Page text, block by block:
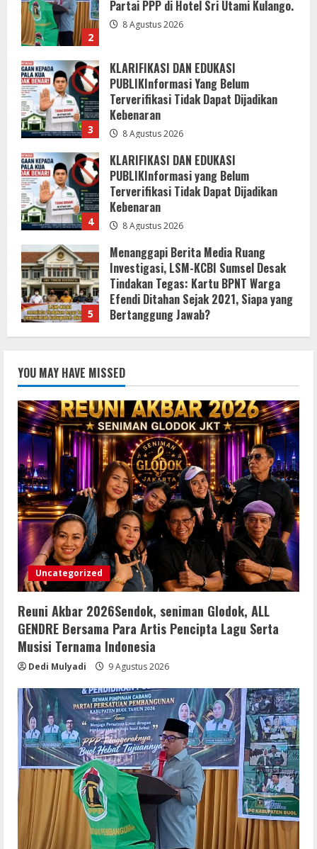
3
Terverifikasi Tidak Dapat Dijadikan
Kebenaran
4
KLARIFIKASI DAN EDUKASI
PUBLIKInformasi yang Belum
Terverifikasi Tidak Dapat Dijadikan
Kebenaran
8 Agustus 2026
5
Menanggapi Berita Media Ruang
Investigasi, LSM-KCBI Sumsel Desak
Tindakan Tegas: Kartu BPNT Warga
Efendi Ditahan Sejak 2021, Siapa yang
Bertanggung Jawab?
1
Reuni Akbar 2026Sendok, seniman
Glodok, ALL GENDRE Bersama Para
Artis Pencipta Lagu Serta Musisi
Ternama Indonesia
9 Agustus 2026
2
Partai PPP di Hotel Sri Utami Kulango.
3
KLARIFIKASI DAN EDUKASI
PUBLIKInformasi Yang Belum
Terverifikasi Tidak Dapat Dijadikan
Kebenaran
8 Agustus 2026
4
KLARIFIKASI DAN EDUKASI
PUBLIKInformasi yang Belum
Terverifikasi Tidak Dapat Dijadikan
Kebenaran
8 Agustus 2026
Menanggapi Berita Media Ruang
Investigasi, LSM-KCBI Sumsel Desak
Tindakan Tegas: Kartu BPNT Warga
Efendi Ditahan Sejak 2021, Siapa yang
8 Agustus 2026
YOU MAY HAVE MISSED
Uncategorized
Reuni Akbar 2026Sendok, seniman Glodok, ALL
GENDRE Bersama Para Artis Pencipta Lagu Serta
Musisi Ternama Indonesia
Dedi Mulyadi 9 Agustus 2026